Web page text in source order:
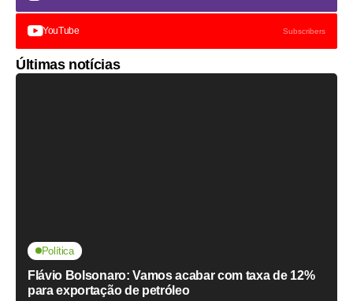
YouTube Subscribers
Últimas notícias
Política
Flávio Bolsonaro: Vamos acabar com taxa de 12%
para exportação de petróleo